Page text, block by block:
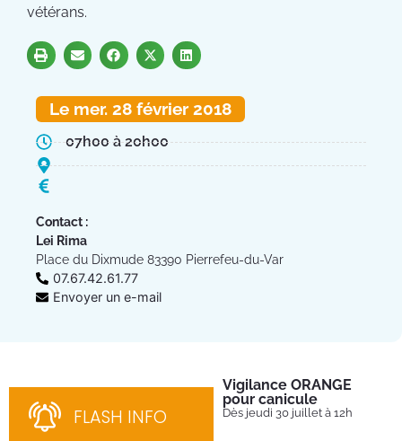
vétérans.
Le mer. 28 février 2018
07h00 à 20h00
Contact :
Lei Rima
Place du Dixmude 83390 Pierrefeu-du-Var
07.67.42.61.77
Envoyer un e-mail
FLASH INFO
Vigilance ORANGE
pour canicule
Dès jeudi 30 juillet à 12h